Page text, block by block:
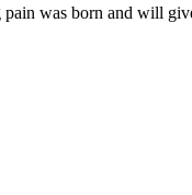
was born and will